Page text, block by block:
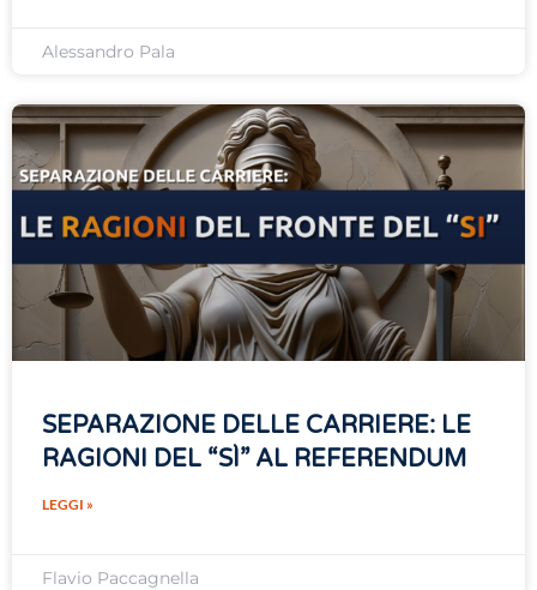
Alessandro Pala
SEPARAZIONE DELLE CARRIERE: LE
RAGIONI DEL “SÌ” AL REFERENDUM
LEGGI »
Flavio Paccagnella